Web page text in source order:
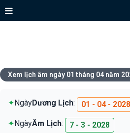
Xem lịch âm ngày 01 tháng 04 năm
✦NgàyDương Lịch: 01 - 04 - 2028
✦NgàyÂm Lịch: 7 - 3 - 2028